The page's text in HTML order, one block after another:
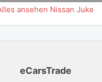
ansehen Nissan Juke
eCarsTrade